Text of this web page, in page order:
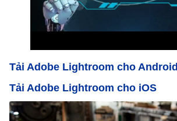
Tải Adobe Lightroom cho Android
Tải Adobe Lightroom cho iOS